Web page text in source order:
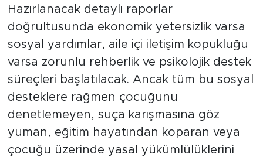
Hazırlanacak detaylı raporlar
doğrultusunda ekonomik yetersizlik varsa
sosyal yardımlar, aile içi iletişim kopukluğu
varsa zorunlu rehberlik ve psikolojik destek
süreçleri başlatılacak. Ancak tüm bu sosyal
desteklere rağmen çocuğunu
denetlemeyen, suça karışmasına göz
yuman, eğitim hayatından koparan veya
çocuğu üzerinde yasal yükümlülüklerini